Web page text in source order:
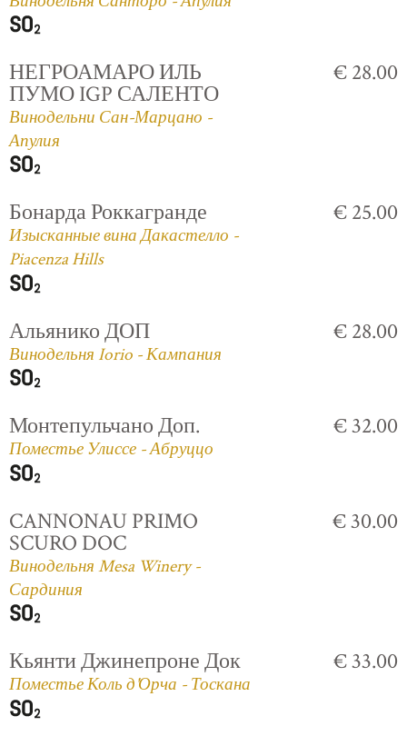
НЕГРОАМАРО ИЛЬ
ПУМО IGP САЛЕНТО
Винодельни Сан-Марцано -
Апулия
€ 28.00
Бонарда Роккагранде
Изысканные вина Дакастелло -
Piacenza Hills
€ 25.00
Альянико ДОП
Винодельня Iorio - Кампания
€ 28.00
Монтепульчано Доп.
Поместье Улиссе - Абруццо
€ 32.00
CANNONAU PRIMO
SCURO DOC
Винодельня Mesa Winery -
Сардиния
€ 30.00
Кьянти Джинепроне Док
Поместье Коль д'Орча - Тоскана
€ 33.00